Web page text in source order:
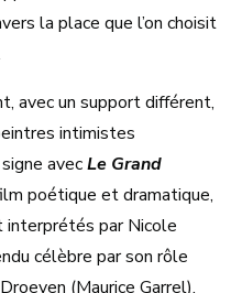
la place que l’on choisit
avec un support différent,
intimistes
avecLe Grand
poétique et dramatique,
interprétés par Nicole
célèbre par son rôle
(Maurice Garrel),